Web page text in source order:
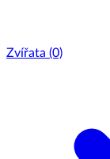
Zvířata (0)